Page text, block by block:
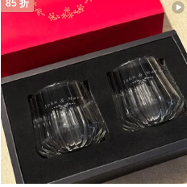
85 折